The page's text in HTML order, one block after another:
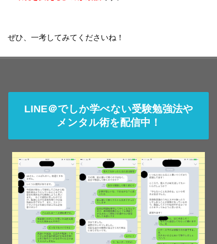
ぜひ、一考してみてくださいね！
LINE＠でしか学べない受験勉強法や
メンタル術を配信中！